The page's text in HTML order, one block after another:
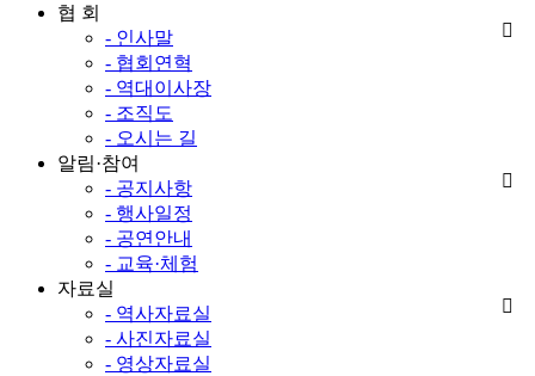
협 회
- 인사말
- 협회연혁
- 역대이사장
- 조직도
- 오시는 길
알림·참여
- 공지사항
- 행사일정
- 공연안내
- 교육·체험
자료실
- 역사자료실
- 사진자료실
- 영상자료실